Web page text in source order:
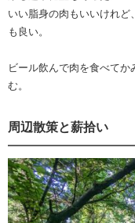
いい脂身の肉もいいけれ
も良い。
ビール飲んで肉を食べて
む。
周辺散策と薪拾い